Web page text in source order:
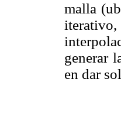
malla
generar
en dar